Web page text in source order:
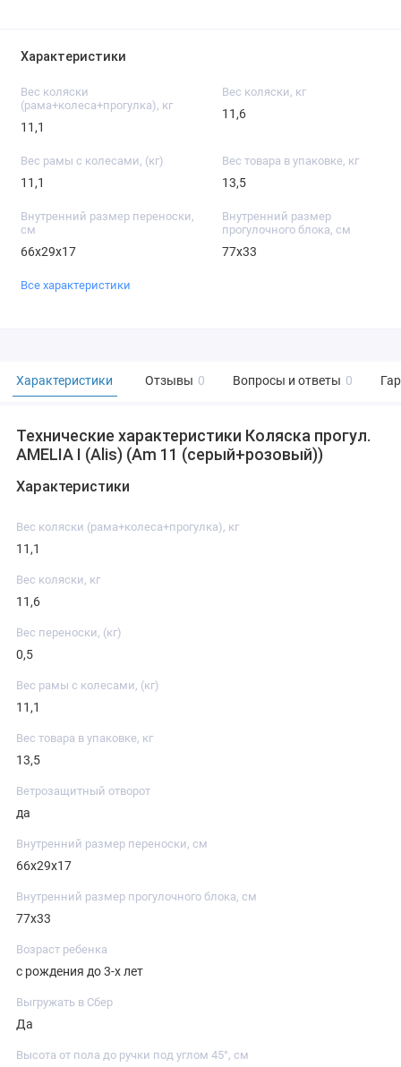
Характеристики
Вес коляски
(рама+колеса+прогулка), кг
11,1
Вес коляски, кг
11,6
Вес рамы с колесами, (кг)
11,1
Вес товара в упаковке, кг
13,5
Внутренний размер переноски,
см
66х29х17
Внутренний размер
прогулочного блока, см
77х33
Все характеристики
Характеристики Отзывы 0 Вопросы и ответы 0
Технические характеристики Коляска прогул.
AMELIA I (Alis) (Am 11 (серый+розовый))
Характеристики
Вес коляски (рама+колеса+прогулка), кг
11,1
Вес коляски, кг
11,6
Вес переноски, (кг)
0,5
Вес рамы с колесами, (кг)
11,1
Вес товара в упаковке, кг
13,5
Ветрозащитный отворот
да
Внутренний размер переноски, см
66х29х17
Внутренний размер прогулочного блока, см
77х33
Возраст ребенка
с рождения до 3-х лет
Выгружать в Сбер
Да
Высота от пола до ручки под углом 45°, см